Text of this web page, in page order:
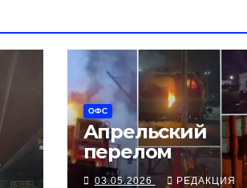
ОФС
Апрельский
перелом
03.05.2026 РЕДАКЦИЯ